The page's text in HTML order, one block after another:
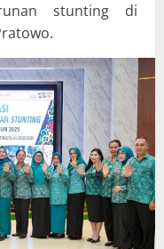
stunting di